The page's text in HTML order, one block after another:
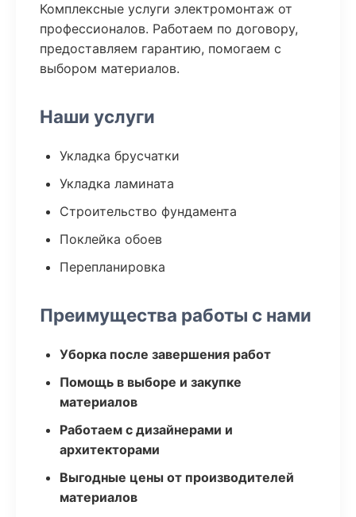
Комплексные услуги электромонтаж от
профессионалов. Работаем по договору,
предоставляем гарантию, помогаем с
выбором материалов.
Наши услуги
Укладка брусчатки
Укладка ламината
Строительство фундамента
Поклейка обоев
Перепланировка
Преимущества работы с нами
Уборка после завершения работ
Помощь в выборе и закупке
материалов
Работаем с дизайнерами и
архитекторами
Выгодные цены от производителей
материалов